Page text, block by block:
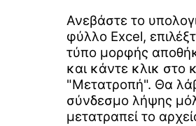
Ανεβάστε το
φύλλο Excel,
τύπο μορφής
και κάντε κλικ στο
"Μετατροπή". Θα
σύνδεσμο λήψης
μετατραπεί το